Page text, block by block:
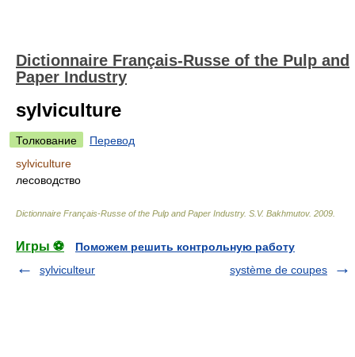
Dictionnaire Français-Russe of the Pulp and
Paper Industry
sylviculture
Толкование
Перевод
sylviculture
лесоводство
Dictionnaire Français-Russe of the Pulp and Paper Industry. S.V. Bakhmutov. 2009
Игры ⚽
Поможем решить контрольную работу
sylviculteur
système de coupes